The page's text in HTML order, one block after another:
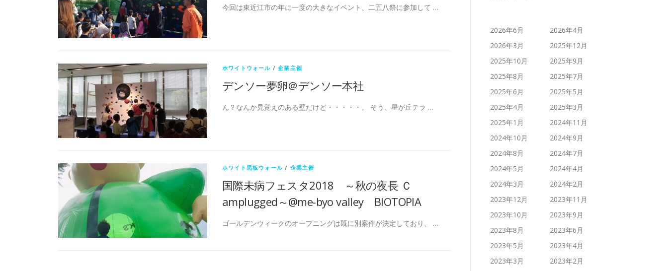
今回は東近江市の年に一度の大きなイベント、二五八祭に参加して …
ホワイトウォール /企業主催
デンソー夢卵＠デンソー本社
ん？なんか見覚えのある壁だけど・・・・・。 そう、星が丘テラ …
ホワイト黒板ウォール / 企業主催
国際未病フェスタ2018 ～秋の夜長 Ｃ
amplugged～@me-byo valley BIOTOPIA
ゴールデンウィークのオープニングは既に別案件が決定しており、 …
2026年6月
2026年4月
2026年3月
2025年12月
2025年10月
2025年9月
2025年8月
2025年7月
2025年6月
2025年5月
2025年4月
2025年3月
2025年1月
2024年11月
2024年10月
2024年9月
2024年8月
2024年7月
2024年5月
2024年4月
2024年3月
2024年2月
2023年12月
2023年11月
2023年10月
2023年9月
2023年8月
2023年6月
2023年5月
2023年4月
2023年3月
2023年2月